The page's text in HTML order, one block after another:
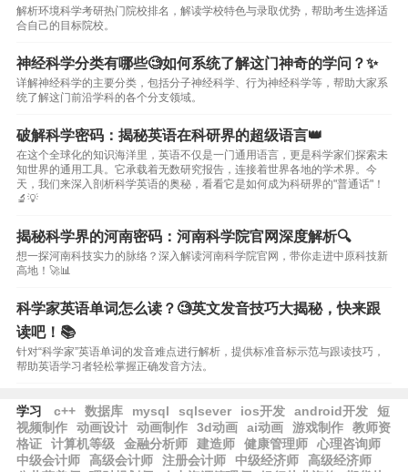
解析环境科学考研热门院校排名，解读学校特色与录取优势，帮助考生选择适
合自己的目标院校。
神经科学分类有哪些🧐如何系统了解这门神奇的学问？✨
详解神经科学的主要分类，包括分子神经科学、行为神经科学等，帮助大家系
统了解这门前沿学科的各个分支领域。
破解科学密码：揭秘英语在科研界的超级语言👑
在这个全球化的知识海洋里，英语不仅是一门通用语言，更是科学家们探索未
知世界的通用工具。它承载着无数研究报告，连接着世界各地的学术界。今
天，我们来深入剖析科学英语的奥秘，看看它是如何成为科研界的"普通话"！
🔬💡
揭秘科学界的河南密码：河南科学院官网深度解析🔍
想一探河南科技实力的脉络？深入解读河南科学院官网，带你走进中原科技新
高地！🚀📊
科学家英语单词怎么读？🧐英文发音技巧大揭秘，快来跟
读吧！📚
针对“科学家”英语单词的发音难点进行解析，提供标准音标示范与跟读技巧，
帮助英语学习者轻松掌握正确发音方法。
学习 c++ 数据库 mysql sqlsever ios开发 android开发
短
视频制作
动画设计 动画制作 3d动画 ai动画 游戏制作
教师资
格证
计算机等级 金融分析师 建造师 健康管理师
心理咨询师
中级会计师
高级会计师 注册会计师 中级经济师
高级经济师